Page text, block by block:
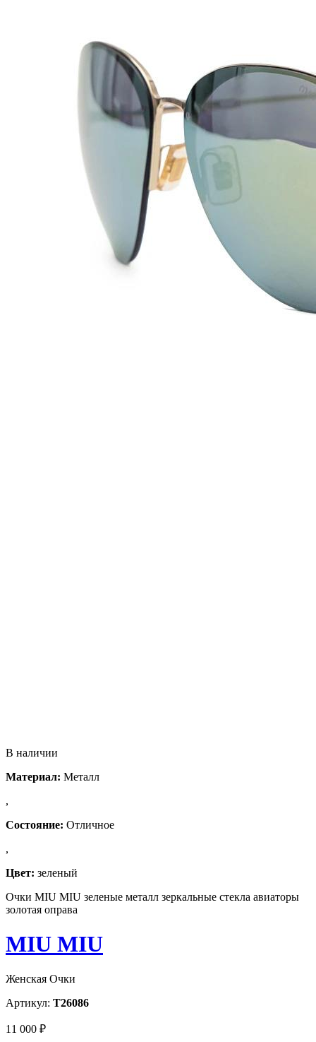
В наличии
Материал: Металл
,
Состояние: Отличное
,
Цвет: зеленый
Очки MIU MIU зеленые металл зеркальные стекла авиаторы
золотая оправа
MIU MIU
Женская Очки
Артикул: T26086
11 000 ₽